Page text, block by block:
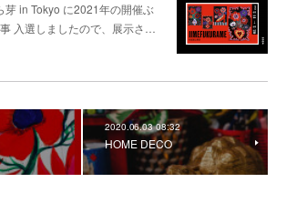
芽 in Tokyo に2021年の開催ぶ
入選しましたので、展示さ…
2020.06.03 08:32
HOME DECO